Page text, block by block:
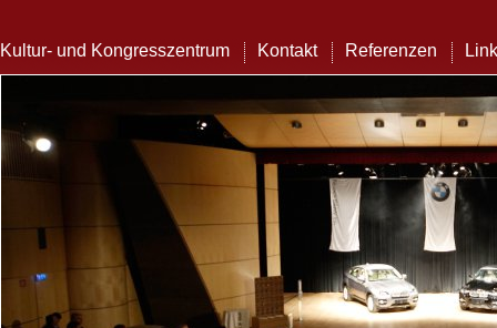
Kultur- und Kongresszentrum Kontakt Referenzen